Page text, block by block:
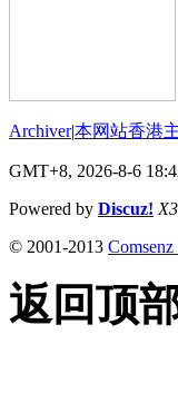
Archiver|本网站香港
GMT+8, 2026-8-6
Powered by Discuz!
© 2001-2013 Comsenz
返回顶